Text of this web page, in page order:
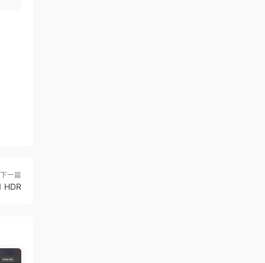
论
运
下一篇
HDR